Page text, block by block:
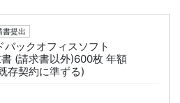
書提出
ックオフィスソフト
(請求書以外)600枚 年額
存契約に準ずる)